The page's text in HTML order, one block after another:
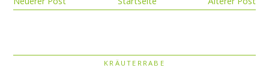
KRÄUTERRABE